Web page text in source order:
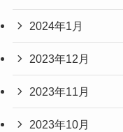
2024年1月
2023年12月
2023年11月
2023年10月